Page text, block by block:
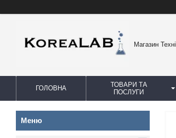
Магазин
ГОЛОВНА
ТОВАРИ ТА
ПОСЛУГИ